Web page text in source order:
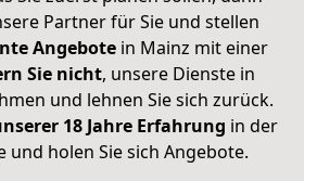
Partner für Sie und stellen
Angebote in Mainz mit einer
Sie nicht, unsere Dienste in
und lehnen Sie sich zurück.
18 Jahre Erfahrung in der
und holen Sie sich Angebote.